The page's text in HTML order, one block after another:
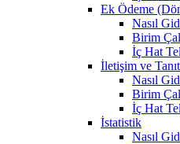
Ek Ödeme
Nasıl
Birim
İç Hat
İletişim ve
Nasıl
Birim
İç Hat
İstatistik
Nasıl